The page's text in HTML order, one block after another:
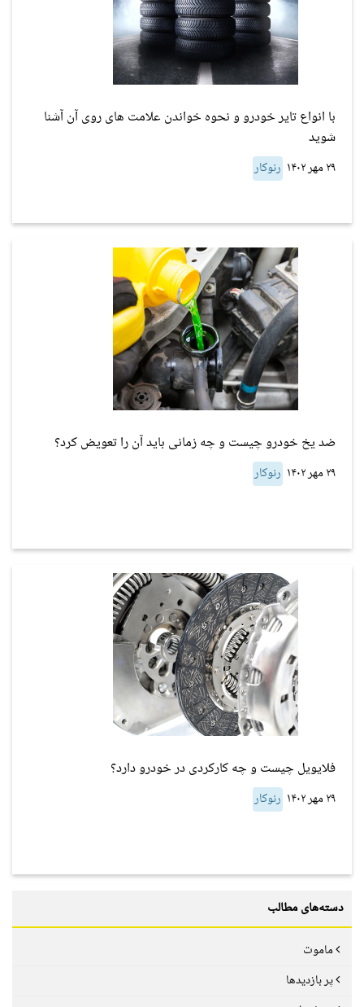
با انواع تایر خودرو و نحوه خواندن علامت های روی آن آشنا
شوید
۲۹ مهر ۱۴۰۲ رنوکار
ضد یخ خودرو چیست و چه زمانی باید آن را تعویض کرد؟
۲۹ مهر ۱۴۰۲ رنوکار
فلایویل چیست و چه کارکردی در خودرو دارد؟
۲۹ مهر ۱۴۰۲ رنوکار
دسته‌های مطالب
ماموت
پر بازدیدها